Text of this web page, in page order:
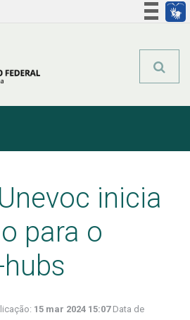
inicia
para o
15 mar 2024 15:07 Data de